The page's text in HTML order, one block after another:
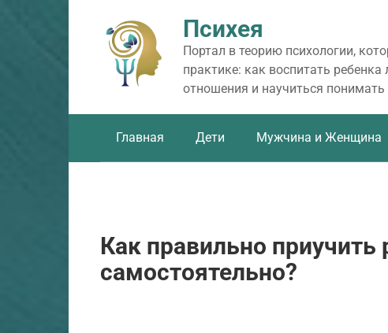
Психея
Портал в теорию психологии,
практике: как воспитать
отношения и научиться понимать
Главная Дети Мужчина и Женщина
Как правильно приучить
самостоятельно?